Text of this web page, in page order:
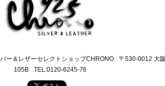
ー＆レザーセレクトショップCHRONO
〒530-0012 大
105B
TEL:0120-6245-76